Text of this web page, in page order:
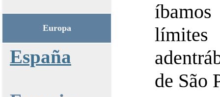
Europa
España
de São